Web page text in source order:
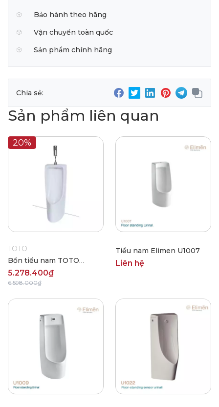
Bảo hành theo hãng
Vận chuyển toàn quốc
Sản phẩm chính hãng
Chia sẻ:
Sản phẩm liên quan
20%
TOTO
Bồn tiểu nam TOTO
UT508T
5.278.400₫
6.598.000₫
Tiểu nam Elimen U1007
Liên hệ